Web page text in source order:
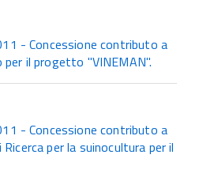
- Concessione contributo a
per il progetto "VINEMAN".
- Concessione contributo a
per la suinocultura per il